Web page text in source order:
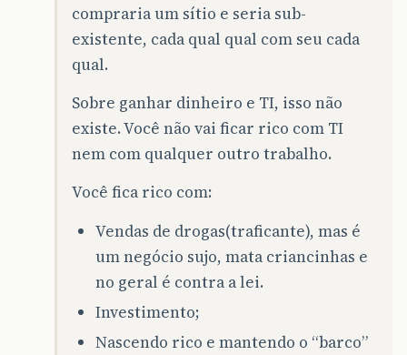
compraria um sítio e seria sub-
existente, cada qual qual com seu cada
qual.
Sobre ganhar dinheiro e TI, isso não
existe. Você não vai ficar rico com TI
nem com qualquer outro trabalho.
Você fica rico com:
Vendas de drogas(traficante), mas é
um negócio sujo, mata criancinhas e
no geral é contra a lei.
Investimento;
Nascendo rico e mantendo o “barco”